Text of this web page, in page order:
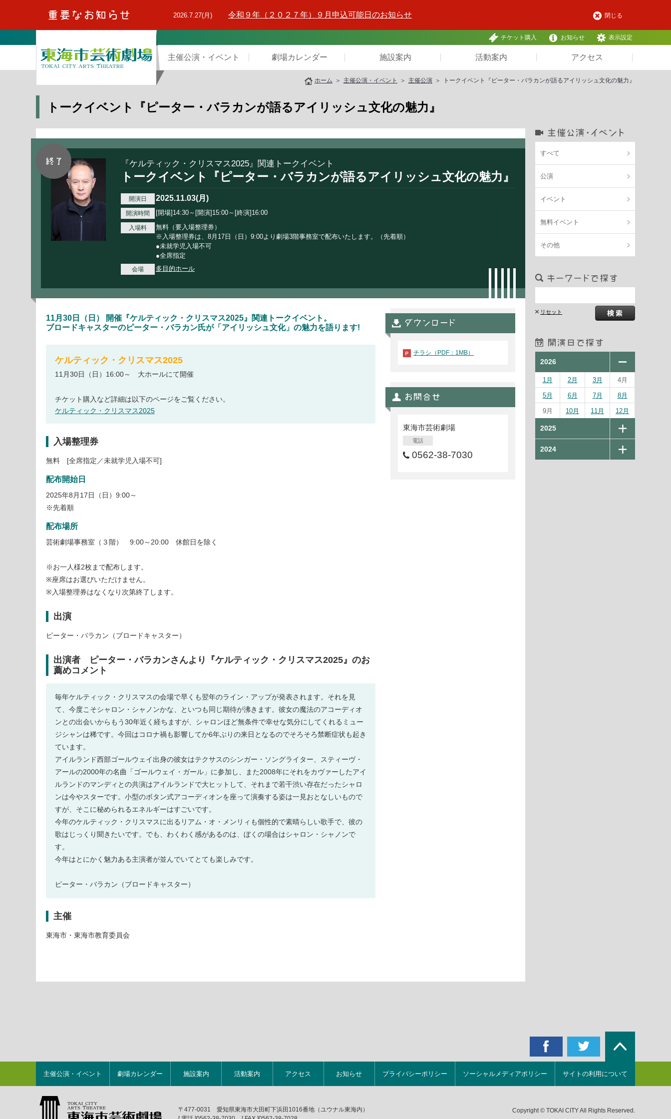
2026.7.27(月) 令和９年（２０２７年）９月申込可能日のお知らせ 閉じる
チケット購入 お知らせ 表示設定
主催公演・イベント 劇場カレンダー 施設案内 活動案内 アクセス
ホーム 主催公演・イベント 主催公演 トークイベント『ピーター・バラカンが語るアイリッシュ文化の魅力』
トークイベント『ピーター・バラカンが語るアイリッシュ文化の魅力』
『ケルティック・クリスマス2025』関連トークイベント
トークイベント『ピーター・バラカンが語るアイリッシュ文化の魅力』
開演日 2025.11.03(月)
開演時間 [開場]14:30～[開演]15:00～[終演]16:00
入場料
無料（要入場整理券）
※入場整理券は、8月17日（日）9:00より劇場3階事務室で配布いたします。（先着順）
●未就学児入場不可
●全席指定
会場 多目的ホール
11月30日（日） 開催『ケルティック・クリスマス2025』関連トークイベント。
ブロードキャスターのピーター・バラカン氏が「アイリッシュ文化」の魅力を語ります!
ケルティック・クリスマス2025
11月30日（日）16:00～ 大ホールにて開催
チケット購入など詳細は以下のページをご覧ください。
ケルティック・クリスマス2025
入場整理券
無料 [全席指定／未就学児入場不可]
配布開始日
2025年8月17日（日）9:00～
※先着順
配布場所
芸術劇場事務室（３階） 9:00～20:00 休館日を除く
※お一人様2枚まで配布します。
※座席はお選びいただけません。
※入場整理券はなくなり次第終了します。
出演
ピーター・バラカン（ブロードキャスター）
出演者 ピーター・バラカンさんより『ケルティック・クリスマス2025』のお
薦めコメント
毎年ケルティック・クリスマスの会場で早くも翌年のライン・アップが発表されます。それを見
て、今度こそシャロン・シャノンかな、といつも同じ期待が沸きます。彼女の魔法のアコーディオ
ンとの出会いからもう30年近く経ちますが、シャロンほど無条件で幸せな気分にしてくれるミュー
ジシャンは稀です。今回はコロナ禍も影響してか6年ぶりの来日となるのでそろそろ禁断症状も起き
ています。
アイルランド西部ゴールウェイ出身の彼女はテクサスのシンガー・ソングライター、スティーヴ・
アールの2000年の名曲「ゴールウェイ・ガール」に参加し、また2008年にそれをカヴァーしたアイ
ルランドのマンディとの共演はアイルランドで大ヒットして、それまで若干渋い存在だったシャロ
ンは今やスターです。小型のボタン式アコーディオンを座って演奏する姿は一見おとなしいもので
すが、そこに秘められるエネルギーはすごいです。
今年のケルティック・クリスマスに出るリアム・オ・メンリィも個性的で素晴らしい歌手で、彼の
歌はじっくり聞きたいです。でも、わくわく感があるのは、ぼくの場合はシャロン・シャノンで
す。
今年はとにかく魅力ある主演者が並んでいてとても楽しみです。
ピーター・バラカン（ブロードキャスター）
主催
東海市・東海市教育委員会
チラシ（PDF：1MB）
東海市芸術劇場
電話
0562-38-7030
すべて
公演
イベント
無料イベント
その他
2026
1月 2月 3月 4月
5月 6月 7月 8月
9月 10月 11月 12月
2025
2024
主催公演・イベント 劇場カレンダー 施設案内 活動案内 アクセス お知らせ プライバシーポリシー ソーシャルメディアポリシー サイトの利用について
〒477-0031 愛知県東海市大田町下浜田1016番地（ユウナル東海内）
Copyright © TOKAI CITY All Rights Reserved.